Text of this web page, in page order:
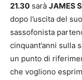
21.30 sarà JAMES
dopo l’uscita del
sassofonista
cinquant’anni sulla
un punto di
che vogliono